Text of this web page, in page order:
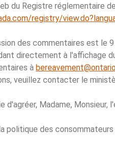
du Registre réglementaire
registry/
des commentaires est le
directement à l'affichage
à
veuillez contacter le
d'agréer, Madame,
politique des